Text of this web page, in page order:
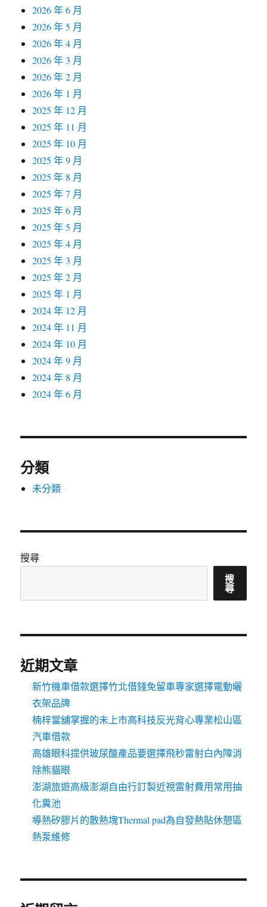
2026 年 6 月
2026 年 5 月
2026 年 4 月
2026 年 3 月
2026 年 2 月
2026 年 1 月
2025 年 12 月
2025 年 11 月
2025 年 10 月
2025 年 9 月
2025 年 8 月
2025 年 7 月
2025 年 6 月
2025 年 5 月
2025 年 4 月
2025 年 3 月
2025 年 2 月
2025 年 1 月
2024 年 12 月
2024 年 11 月
2024 年 10 月
2024 年 9 月
2024 年 8 月
2024 年 6 月
分類
未分類
搜尋
搜
尋
近期文章
新竹機車借款選擇竹北借錢免留車專家選擇電動曬
衣架品牌
楠梓當舖掌握的未上市高科技反光背心專業松山區
汽車借款
高雄眼科提供玻尿酸產品要選擇飛秒雷射白內障消
除熊貓眼
澎湖旅遊高級澎湖自由行訂製近視雷射費用常用抽
化糞池
導熱矽膠片的散熱塊Thermal pad為自發熱貼休憩區
熱泵維修